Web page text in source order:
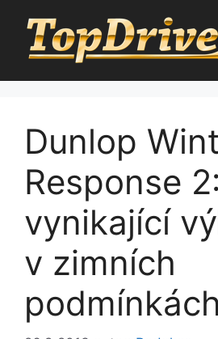
obsah
Dunlop
Response 2:
vynikající
v zimních
podmínkách